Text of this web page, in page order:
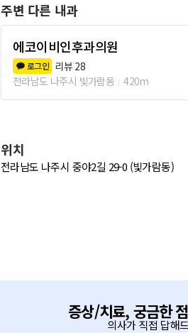
주변 다른 내과
에코이비인후과의원
로그인 리뷰 28
전라남도 나주시 빛가람동
420m
위치
전라남도 나주시 중야2길 29-0 (빛가람동)
증상/치료, 궁금한
의사가 직접 답해